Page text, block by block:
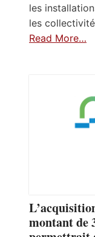
les
les
Read More…
montant de